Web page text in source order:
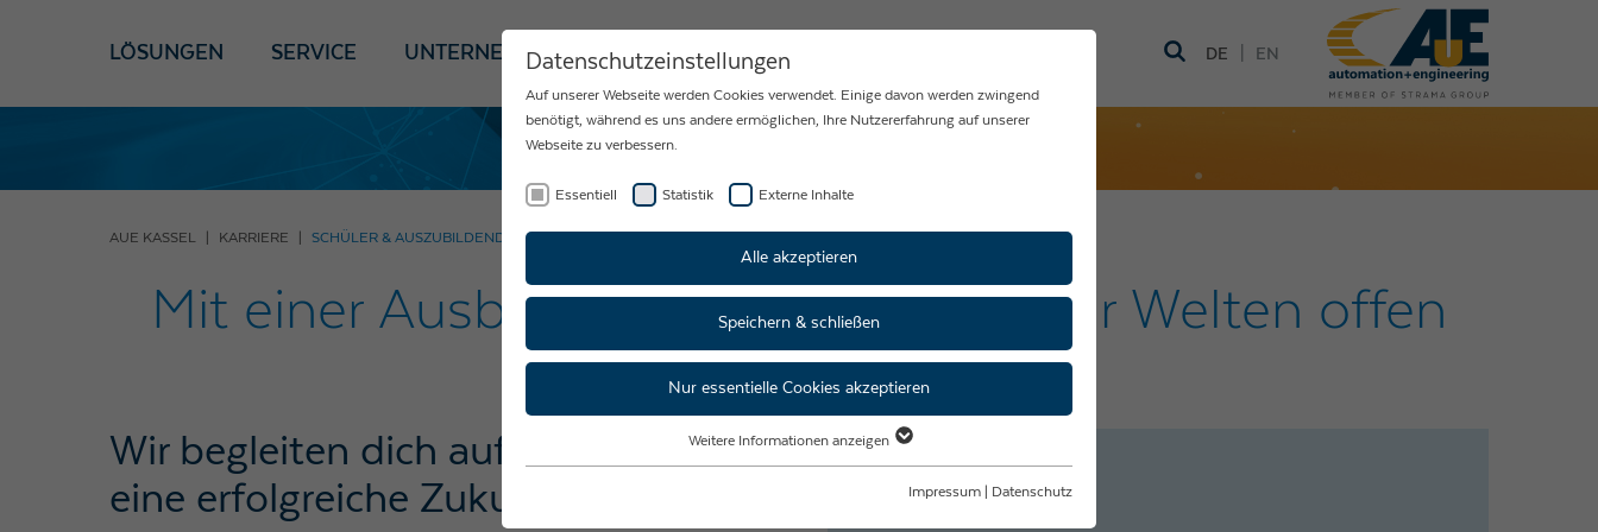
LÖSUNGEN SERVICE UNTERNEHMEN AKTUELLES KARRIERE DE EN
AUE KASSEL KARRIERE SCHÜLER & AUSZUBILDENDE
Mit einer Ausbildung bei uns stehen dir Welten offen
Wir begleiten dich auf dem Weg in
eine erfolgreiche Zukunft
Datenschutzeinstellungen
Auf unserer Webseite werden Cookies verwendet. Einige davon werden zwingend
benötigt, während es uns andere ermöglichen, Ihre Nutzererfahrung auf unserer
Webseite zu verbessern.
Essentiell Statistik Externe Inhalte
Alle akzeptieren
Speichern & schließen
Nur essentielle Cookies akzeptieren
Essentielle Cookies werden für grundlegende Funktionen der Webseite benötigt.
Weitere Informationen anzeigen
Impressum Datenschutz